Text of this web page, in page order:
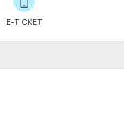
E-TICKET